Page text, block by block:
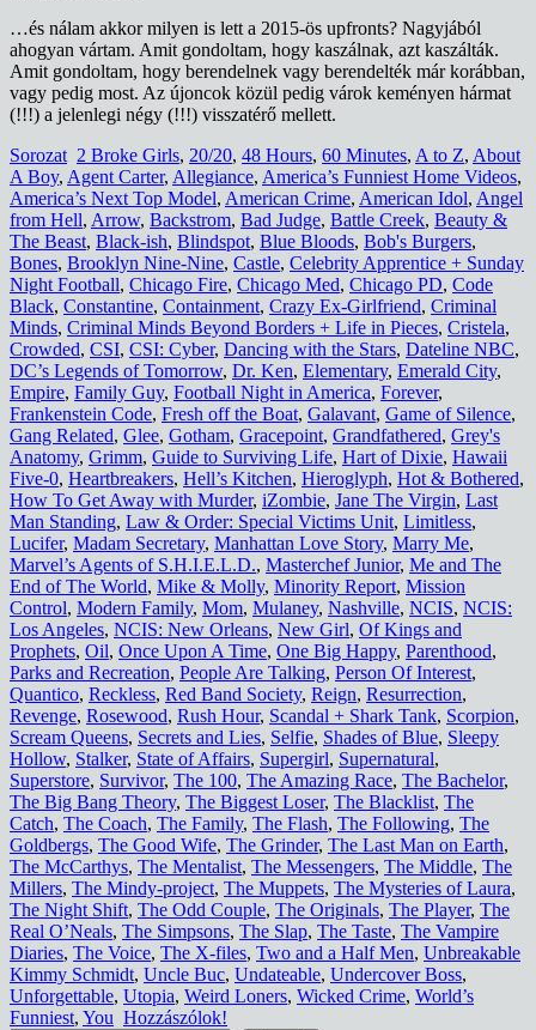
…és nálam akkor milyen is lett a 2015-ös upfronts? Nagyjából
ahogyan vártam. Amit gondoltam, hogy kaszálnak, azt kaszálták.
Amit gondoltam, hogy berendelnek vagy berendelték már korábban,
vagy pedig most. Az újoncok közül pedig várok keményen hármat
(!!!) a jelenlegi négy (!!!) visszatérő mellett.
Sorozat 2 Broke Girls, 20/20, 48 Hours, 60 Minutes, A to Z, About
A Boy, Agent Carter, Allegiance, America’s Funniest Home Videos,
America’s Next Top Model, American Crime, American Idol, Angel
from Hell, Arrow, Backstrom, Bad Judge, Battle Creek, Beauty &
The Beast, Black-ish, Blindspot, Blue Bloods, Bob's Burgers,
Bones, Brooklyn Nine-Nine, Castle, Celebrity Apprentice + Sunday
Night Football, Chicago Fire, Chicago Med, Chicago PD, Code
Black, Constantine, Containment, Crazy Ex-Girlfriend, Criminal
Minds, Criminal Minds Beyond Borders + Life in Pieces, Cristela,
Crowded, CSI, CSI: Cyber, Dancing with the Stars, Dateline NBC,
DC’s Legends of Tomorrow, Dr. Ken, Elementary, Emerald City,
Empire, Family Guy, Football Night in America, Forever,
Frankenstein Code, Fresh off the Boat, Galavant, Game of Silence,
Gang Related, Glee, Gotham, Gracepoint, Grandfathered, Grey's
Anatomy, Grimm, Guide to Surviving Life, Hart of Dixie, Hawaii
Five-0, Heartbreakers, Hell’s Kitchen, Hieroglyph, Hot & Bothered,
How To Get Away with Murder, iZombie, Jane The Virgin, Last
Man Standing, Law & Order: Special Victims Unit, Limitless,
Lucifer, Madam Secretary, Manhattan Love Story, Marry Me,
Marvel’s Agents of S.H.I.E.L.D., Masterchef Junior, Me and The
End of The World, Mike & Molly, Minority Report, Mission
Control, Modern Family, Mom, Mulaney, Nashville, NCIS, NCIS:
Los Angeles, NCIS: New Orleans, New Girl, Of Kings and
Prophets, Oil, Once Upon A Time, One Big Happy, Parenthood,
Parks and Recreation, People Are Talking, Person Of Interest,
Quantico, Reckless, Red Band Society, Reign, Resurrection,
Revenge, Rosewood, Rush Hour, Scandal + Shark Tank, Scorpion,
Scream Queens, Secrets and Lies, Selfie, Shades of Blue, Sleepy
Hollow, Stalker, State of Affairs, Supergirl, Supernatural,
Superstore, Survivor, The 100, The Amazing Race, The Bachelor,
The Big Bang Theory, The Biggest Loser, The Blacklist, The
Catch, The Coach, The Family, The Flash, The Following, The
Goldbergs, The Good Wife, The Grinder, The Last Man on Earth,
The McCarthys, The Mentalist, The Messengers, The Middle, The
Millers, The Mindy-project, The Muppets, The Mysteries of Laura,
The Night Shift, The Odd Couple, The Originals, The Player, The
Real O’Neals, The Simpsons, The Slap, The Taste, The Vampire
Diaries, The Voice, The X-files, Two and a Half Men, Unbreakable
Kimmy Schmidt, Uncle Buc, Undateable, Undercover Boss,
Unforgettable, Utopia, Weird Loners, Wicked Crime, World’s
Funniest, You Hozzászólok!